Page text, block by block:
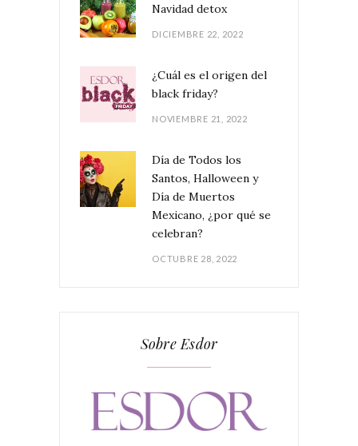
Navidad detox
DICIEMBRE 22, 2022
¿Cuál es el origen del
black friday?
NOVIEMBRE 21, 2022
Día de Todos los
Santos, Halloween y
Día de Muertos
Mexicano, ¿por qué se
celebran?
OCTUBRE 28, 2022
Sobre Esdor